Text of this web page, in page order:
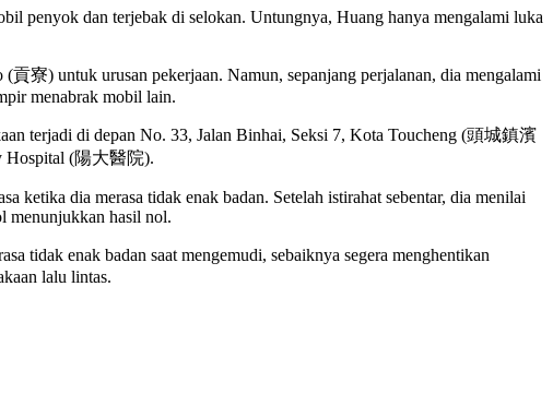
penyok dan terjebak di selokan. Untungnya, Huang hanya mengalami luka
寮) untuk urusan pekerjaan. Namun, sepanjang perjalanan, dia mengalami
menabrak mobil lain.
terjadi di depan No. 33, Jalan Binhai, Seksi 7, Kota Toucheng (頭城鎮濱
Hospital (陽大醫院).
ketika dia merasa tidak enak badan. Setelah istirahat sebentar, dia menilai
menunjukkan hasil nol.
tidak enak badan saat mengemudi, sebaiknya segera menghentikan
lalu lintas.